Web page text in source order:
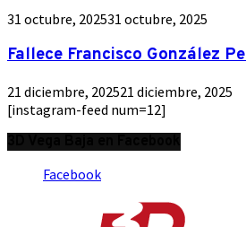
31 octubre, 202531 octubre, 2025
Fallece Francisco González
21 diciembre, 202521 diciembre, 2025
[instagram-feed num=12]
Facebook